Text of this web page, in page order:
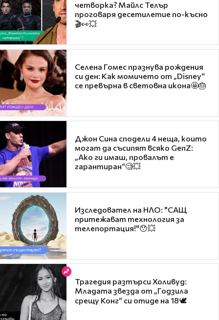
четворка? Майлс Телър
проговаря десетилетие по-късно
🎬👀💥
Селена Гомес празнува рождения
си ден: Как момичето от „Disney“
се превърна в световна икона🤩🎂
Джон Сина сподели 4 неща, които
могат да съсипят всяко GenZ:
„Ако ги имаш, провалът е
гарантиран“🧐💥
Изследовател на НЛО: "САЩ
притежават технология за
телепортация!"😯💥
Трагедия разтърси Холивуд:
Младата звезда от „Годзила
срещу Конг“ си отиде на 18🕊️